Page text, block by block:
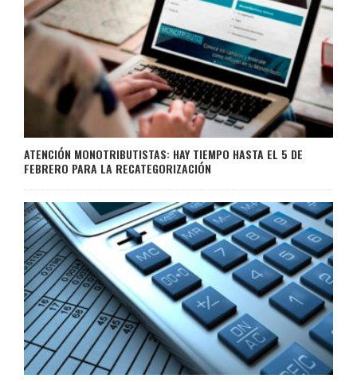
ATENCIÓN MONOTRIBUTISTAS: HAY TIEMPO HASTA EL 5 DE
FEBRERO PARA LA RECATEGORIZACIÓN